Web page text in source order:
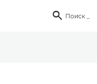
 Поиск